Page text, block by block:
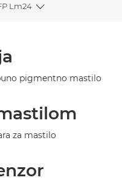
Lm24
Toggle
pigmentno mastilo
za mastilo